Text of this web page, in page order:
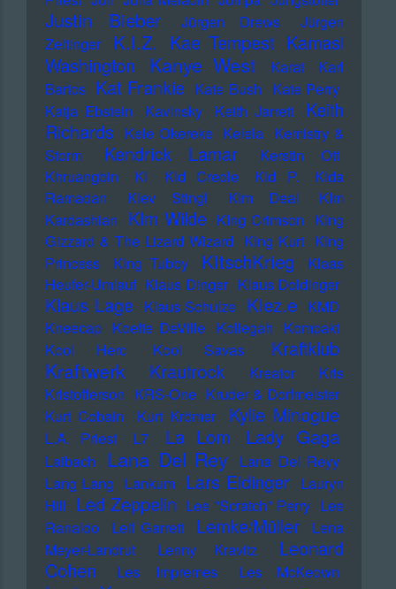
Justin Bieber Jürgen Drews
Jürgen
Zeltinger
K.I.Z. Kae Tempest Kamasi
Washington
Kanye West Karat
Karl
Bartos Kat Frankie Kate Bush Kate Perry
Katja Ebstein
Kavinsky Keith Jarrett
Keith
Richards Kele Okereke Kelela Kemistry &
Storm
Kendrick Lamar
Kerstin Ott
Khruangbin
KI KId Creole KId P.
KIda
Ramadan
KIev Stingl KIm Deal
KIm
Kardashian KIm Wilde KIng Crimson KIng
Gizzard & The Lizard Wizard KIng Kurt KIng
Princess
KIng Tubby KItschKrieg
Klaas
Heufer-Umlauf Klaus Dinger Klaus Doldinger
Klaus Lage Klaus Schulze Klez.e KMD
Kneecap Koefte DeVille Kollegah Kompakt
Kool Herc
Kool Savas Kraftklub
Kraftwerk Krautrock Kreator
Kris
Kristofferson KRS-One Kruder & Dorfmeister
Kurt Cobain
Kurt Krömer Kylie Minogue
L.A. Priest L7 La Lom Lady Gaga
Laibach Lana Del Rey
Lana Del Reyy
Lang Lang Lankum Lars Eidinger Lauryn
Hill Led Zeppelin Lee "Scratch" Perry Lee
Ranaldo
Leif Garrett Lemke/Müller
Lena
Meyer-Landrut
Lenny Kravitz
Leonard
Cohen
Les Impremes Les McKeown